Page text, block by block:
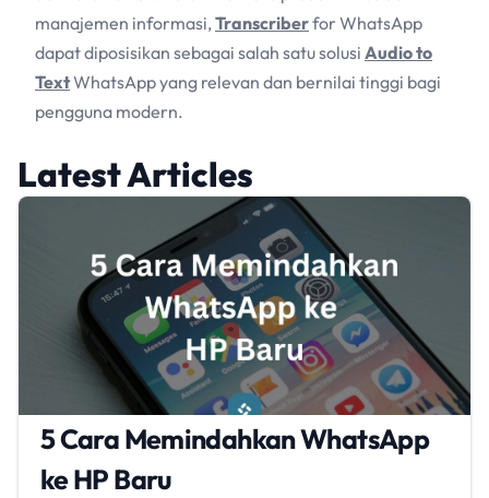
manajemen informasi,Transcriberfor WhatsApp
dapat diposisikan sebagai salah satu solusi Audio to
TextWhatsApp yang relevan dan bernilai tinggi bagi
pengguna modern.
Latest Articles
5 Cara Memindahkan WhatsApp
ke HP Baru